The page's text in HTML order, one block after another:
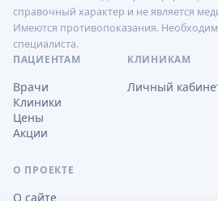
справочный характер и не является
Имеются противопоказания.
специалиста.
ПАЦИЕНТАМ
Врачи
Клиники
Цены
Акции
КЛИНИКАМ
Личный
О ПРОЕКТЕ
О сайте